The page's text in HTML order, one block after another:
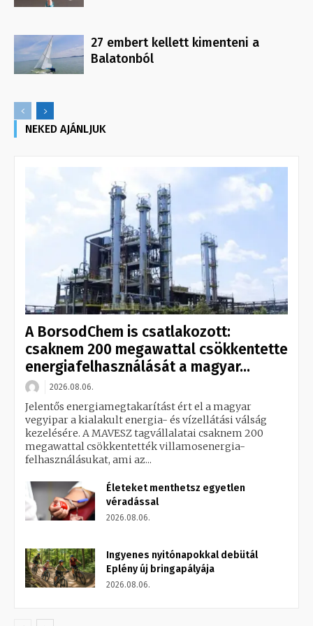
27 embert kellett kimenteni a
Balatonból
NEKED AJÁNLJUK
A BorsodChem is csatlakozott:
csaknem 200 megawattal csökkentette
energiafelhasználását a magyar...
2026.08.06.
Jelentős energiamegtakarítást ért el a magyar
vegyipar a kialakult energia- és vízellátási válság
kezelésére. A MAVESZ tagvállalatai csaknem 200
megawattal csökkentették villamosenergia-
felhasználásukat, ami az...
Életeket menthetsz egyetlen
véradással
2026.08.06.
Ingyenes nyitónapokkal debütál
Eplény új bringapályája
2026.08.06.